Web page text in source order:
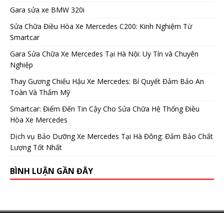
Gara sửa xe BMW 320i
Sửa Chữa Điều Hòa Xe Mercedes C200: Kinh Nghiệm Từ
Smartcar
Gara Sửa Chữa Xe Mercedes Tại Hà Nội: Uy Tín và Chuyên
Nghiệp
Thay Gương Chiếu Hậu Xe Mercedes: Bí Quyết Đảm Bảo An
Toàn Và Thẩm Mỹ
Smartcar: Điểm Đến Tin Cậy Cho Sửa Chữa Hệ Thống Điều
Hòa Xe Mercedes
Dịch vụ Bảo Dưỡng Xe Mercedes Tại Hà Đông: Đảm Bảo Chất
Lượng Tốt Nhất
BÌNH LUẬN GẦN ĐÂY